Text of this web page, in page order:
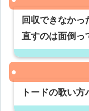
回収できなかっ
直すのは面倒っ
トードの歌い方